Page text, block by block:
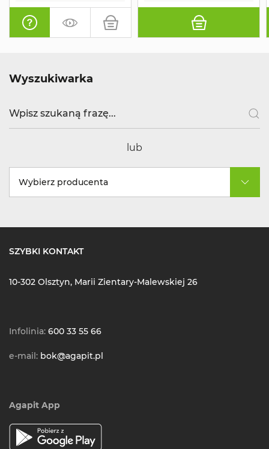
Wyszukiwarka
lub
Wybierz producenta
SZYBKI KONTAKT
10-302 Olsztyn, Marii Zientary-Malewskiej 26
Infolinia: 600 33 55 66
e-mail: bok@agapit.pl
Agapit App